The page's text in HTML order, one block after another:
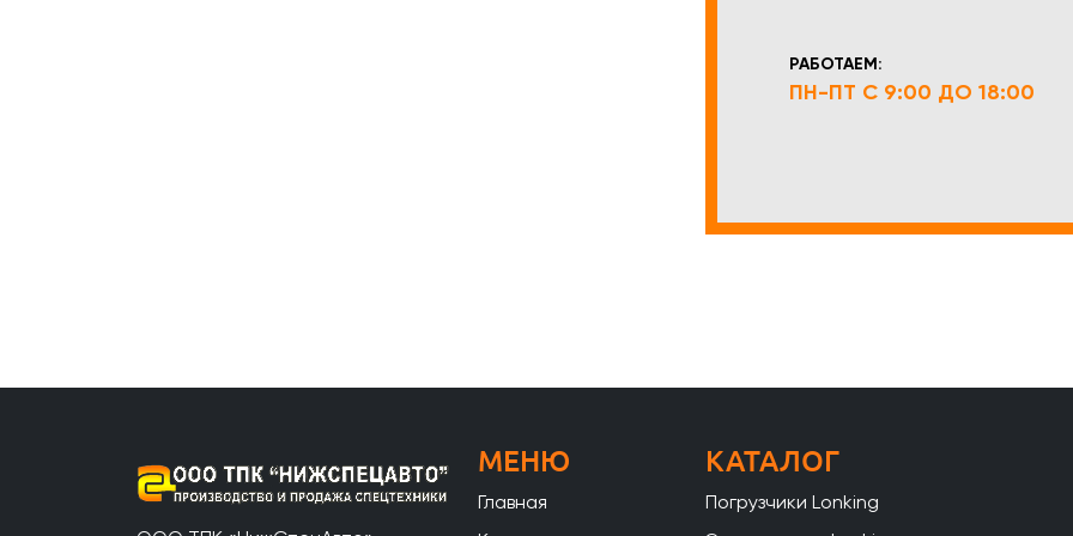
РАБОТАЕМ:
ПН-ПТ С 9:00 ДО 18:00
МЕНЮ
Главная
КАТАЛОГ
Погрузчики Lonking